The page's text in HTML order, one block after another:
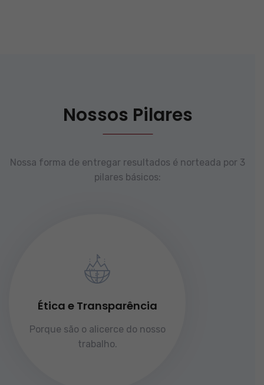
Nossos Pilares
Nossa forma de entregar resultados é norteada por 3
pilares básicos:
Ética e Transparência
Porque são o alicerce do nosso
trabalho.